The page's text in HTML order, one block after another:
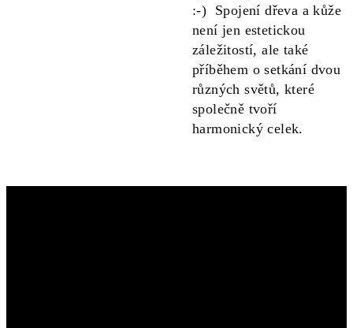
:-) Spojení dřeva a kůže
není jen estetickou
záležitostí, ale také
příběhem o setkání dvou
různých světů, které
společně tvoří
harmonický celek.